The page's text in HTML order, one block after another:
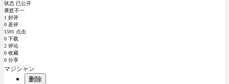
状态 已公开
褒贬不一
1 好评
0 差评
1591 点击
0 下载
2 评论
0 收藏
0 分享
マジシャン
删除